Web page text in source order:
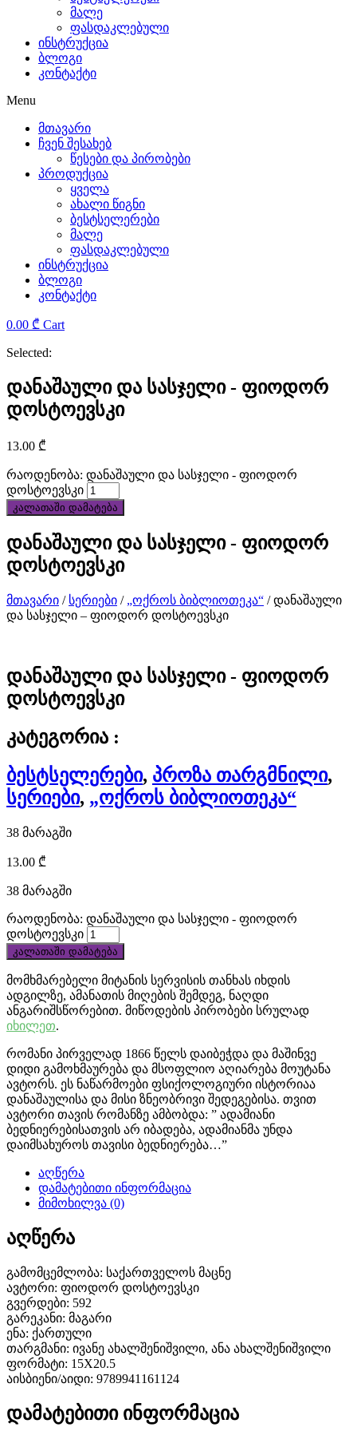
sensible
and
complex
characteristics.
replica
heuer
rolex
has
been
providing
customized
services
to
customers.
best
quality
discount
best
tag
replica
watches
at
discount
price.
cheap
tag
heuer
monaco
replica
draws
in
thousands
of
online
surfers.
completely
unique
charm
is
the
features
of
cheap
replica
tag
მალე
ფასდაკლებული
ინსტრუქცია
ბლოგი
კონტაქტი
Menu
მთავარი
ჩვენ შესახებ
წესები და პირობები
პროდუქცია
ყველა
ახალი წიგნი
ბესტსელერები
მალე
ფასდაკლებული
ინსტრუქცია
ბლოგი
კონტაქტი
0.00 ₾ Cart
Selected:
დანაშაული და სასჯელი - ფიოდორ
დოსტოევსკი
13.00 ₾
რაოდენობა: დანაშაული და სასჯელი - ფიოდორ
დოსტოევსკი
კალათაში დამატება
დანაშაული და სასჯელი - ფიოდორ
დოსტოევსკი
მთავარი / სერიები / „ოქროს ბიბლიოთეკა“ / დანაშაული
და სასჯელი – ფიოდორ დოსტოევსკი
დანაშაული და სასჯელი - ფიოდორ
დოსტოევსკი
კატეგორია :
ბესტსელერები, პროზა თარგმნილი,
სერიები, „ოქროს ბიბლიოთეკა“
38 მარაგში
13.00 ₾
38 მარაგში
რაოდენობა: დანაშაული და სასჯელი - ფიოდორ
დოსტოევსკი
კალათაში დამატება
მომხმარებელი მიტანის სერვისის თანხას იხდის
ადგილზე, ამანათის მიღების შემდეგ, ნაღდი
ანგარიშსწორებით. მიწოდების პირობები სრულად
იხილეთ.
რომანი პირველად 1866 წელს დაიბეჭდა და მაშინვე
დიდი გამოხმაურება და მსოფლიო აღიარება მოუტანა
ავტორს. ეს ნაწარმოები ფსიქოლოგიური ისტორიაა
დანაშაულისა და მისი ზნეობრივი შედეგებისა. თვით
ავტორი თავის რომანზე ამბობდა: ” ადამიანი
ბედნიერებისათვის არ იბადება, ადამიანმა უნდა
დაიმსახუროს თავისი ბედნიერება…”
აღწერა
დამატებითი ინფორმაცია
მიმოხილვა (0)
აღწერა
გამომცემლობა: საქართველოს მაცნე
ავტორი: ფიოდორ დოსტოევსკი
გვერდები: 592
გარეკანი: მაგარი
ენა: ქართული
თარგმანი: ივანე ახალშენიშვილი, ანა ახალშენიშვილი
ფორმატი: 15X20.5
აისბიენი/აიდი: 9789941161124
დამატებითი ინფორმაცია